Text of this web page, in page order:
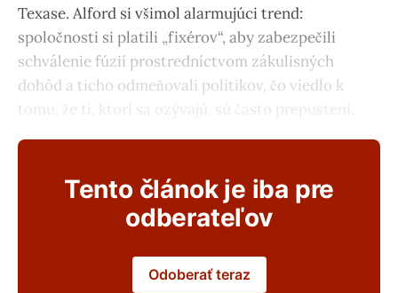
Texase. Alford si všimol alarmujúci trend:
spoločnosti si platili „fixérov“, aby zabezpečili
schválenie fúzií prostredníctvom zákulisných
dohôd a ticho odmeňovali politikov, čo viedlo k
tomu, že tí, ktorí sa ozývajú, sú často prepustení.
Tento článok je iba pre
odberateľov
Odoberať teraz